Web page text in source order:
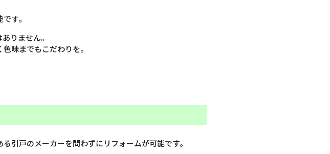
す。
りません。
味までもこだわりを。
引戸のメーカーを問わずにリフォームが可能です。